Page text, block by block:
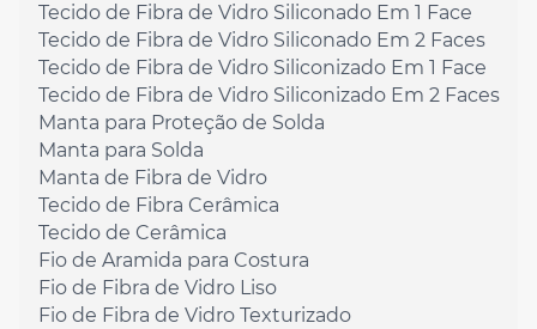
Tecido de Fibra de Vidro Siliconado Em 1 Face
Tecido de Fibra de Vidro Siliconado Em 2 Faces
Tecido de Fibra de Vidro Siliconizado Em 1 Face
Tecido de Fibra de Vidro Siliconizado Em 2 Faces
Manta para Proteção de Solda
Manta para Solda
Manta de Fibra de Vidro
Tecido de Fibra Cerâmica
Tecido de Cerâmica
Fio de Aramida para Costura
Fio de Fibra de Vidro Liso
Fio de Fibra de Vidro Texturizado